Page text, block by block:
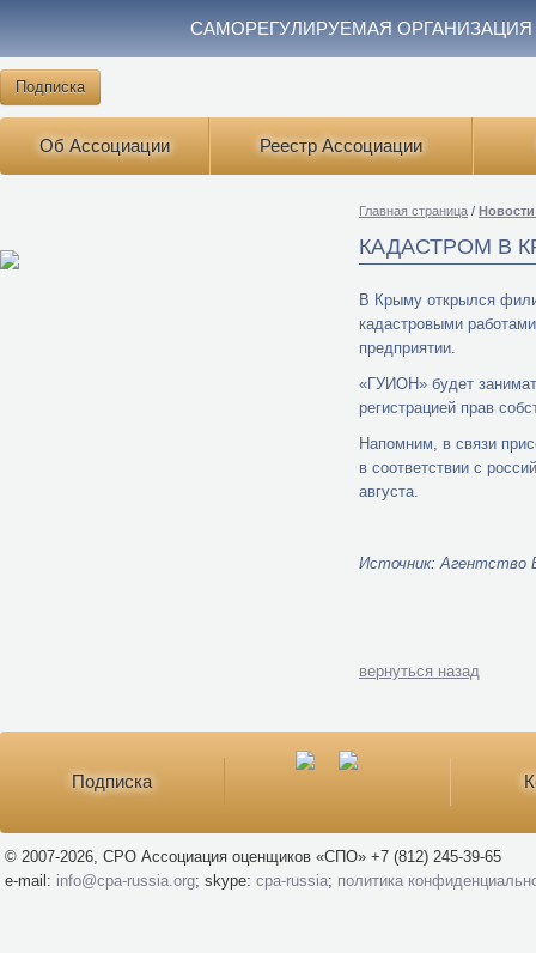
САМОРЕГУЛИРУЕМАЯ
Подписка
Об Ассоциации Реестр Ассоциации
Главная страница /
КАДАСТРОМ В
В Крыму открылся
кадастровыми
предприятии.
«ГУИОН» будет
регистрацией прав
Напомним, в связи
в соответствии с
августа.
Источник: Агентство
вернуться назад
Подписка
© 2007-2026, СРО Ассоциация оценщиков «СПО» +7 (812) 245-39-65
e-mail: info@cpa-russia.org; skype: cpa-russia; политика